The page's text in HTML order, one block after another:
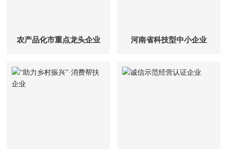
农产品化市重点龙头企业 河南省科技型中小企业